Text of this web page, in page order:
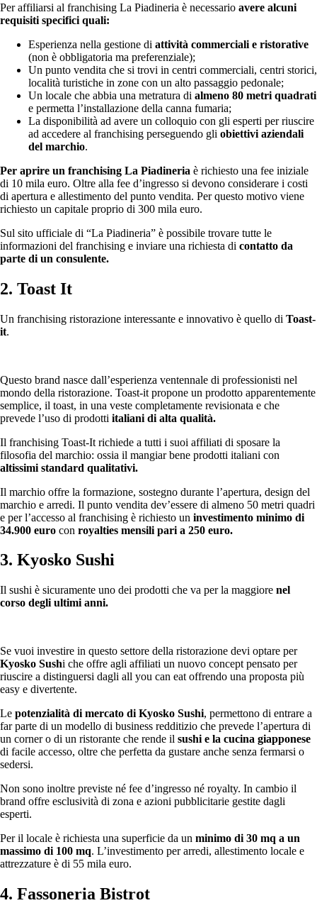
Per affiliarsi al franchising La Piadineria è necessario avere alcuni
requisiti specifici quali:
Esperienza nella gestione di attività commerciali e ristorative
(non è obbligatoria ma preferenziale);
Un punto vendita che si trovi in centri commerciali, centri storici,
località turistiche in zone con un alto passaggio pedonale;
Un locale che abbia una metratura di almeno 80 metri quadrati
e permetta l’installazione della canna fumaria;
La disponibilità ad avere un colloquio con gli esperti per riuscire
ad accedere al franchising perseguendo gli obiettivi aziendali
del marchio.
Per aprire un franchising La Piadineria è richiesto una fee iniziale
di 10 mila euro. Oltre alla fee d’ingresso si devono considerare i costi
di apertura e allestimento del punto vendita. Per questo motivo viene
richiesto un capitale proprio di 300 mila euro.
Sul sito ufficiale di “La Piadineria” è possibile trovare tutte le
informazioni del franchising e inviare una richiesta di contatto da
parte di un consulente.
2. Toast It
Un franchising ristorazione interessante e innovativo è quello di Toast-
it.
Questo brand nasce dall’esperienza ventennale di professionisti nel
mondo della ristorazione. Toast-it propone un prodotto apparentemente
semplice, il toast, in una veste completamente revisionata e che
prevede l’uso di prodotti italiani di alta qualità.
Il franchising Toast-It richiede a tutti i suoi affiliati di sposare la
filosofia del marchio: ossia il mangiar bene prodotti italiani con
altissimi standard qualitativi.
Il marchio offre la formazione, sostegno durante l’apertura, design del
marchio e arredi. Il punto vendita dev’essere di almeno 50 metri quadri
e per l’accesso al franchising è richiesto un investimento minimo di
34.900 euro con royalties mensili pari a 250 euro.
3. Kyosko Sushi
Il sushi è sicuramente uno dei prodotti che va per la maggiore nel
corso degli ultimi anni.
Se vuoi investire in questo settore della ristorazione devi optare per
Kyosko Sushi che offre agli affiliati un nuovo concept pensato per
riuscire a distinguersi dagli all you can eat offrendo una proposta più
easy e divertente.
Le potenzialità di mercato di Kyosko Sushi, permettono di entrare a
far parte di un modello di business redditizio che prevede l’apertura di
un corner o di un ristorante che rende il sushi e la cucina giapponese
di facile accesso, oltre che perfetta da gustare anche senza fermarsi o
sedersi.
Non sono inoltre previste né fee d’ingresso né royalty. In cambio il
brand offre esclusività di zona e azioni pubblicitarie gestite dagli
esperti.
Per il locale è richiesta una superficie da un minimo di 30 mq a un
massimo di 100 mq. L’investimento per arredi, allestimento locale e
attrezzature è di 55 mila euro.
4. Fassoneria Bistrot